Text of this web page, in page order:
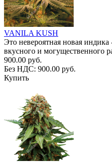
VANILA KUSH
Это невероятная новая
вкусного и могущественного
900.00 руб.
Без НДС: 900.00 руб.
Купить